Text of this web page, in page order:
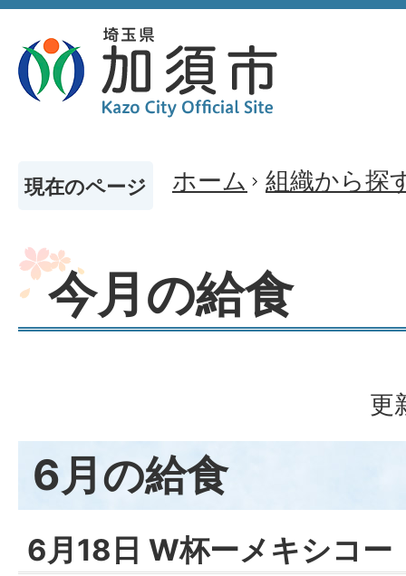
現在のページ ホーム 組織から探
今月の給食
更
6月の給食
6月18日 W杯ーメキシコー